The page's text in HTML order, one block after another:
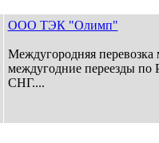
ООО ТЭК "Олимп"
Междугородняя перевозка
междугодние переезды по
СНГ....